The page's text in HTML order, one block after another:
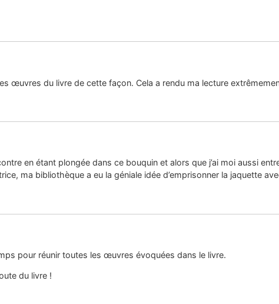
œuvres du livre de cette façon. Cela a rendu ma lecture
en étant plongée dans ce bouquin et alors que j’ai moi aussi
ma bibliothèque a eu la géniale idée d’emprisonner la jaquette
pour réunir toutes les œuvres évoquées dans le livre.
du livre !